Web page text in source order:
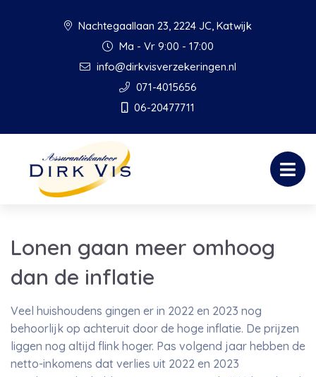
Nachtegaallaan 23, 2224 JC, Katwijk
Ma - Vr 9:00 - 17:00
info@dirkvisverzekeringen.nl
071-4015656
06-20477711
Lonen gaan meer omhoog
dan de inflatie
Veel huishoudens gingen er in 2022 en 2023 nog
behoorlijk op achteruit door de hoge inflatie. De prijzen
liggen nog altijd flink hoger. Pas volgend jaar hebben de
netto-inkomens dat verlies uit 2022 en 2023